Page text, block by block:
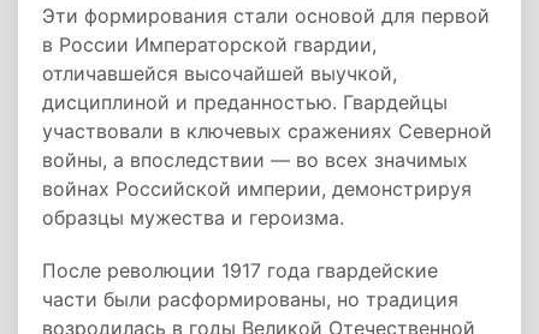
Эти формирования стали основой для первой
в России Императорской гвардии,
отличавшейся высочайшей выучкой,
дисциплиной и преданностью. Гвардейцы
участвовали в ключевых сражениях Северной
войны, а впоследствии — во всех значимых
войнах Российской империи, демонстрируя
образцы мужества и героизма.
После революции 1917 года гвардейские
части были расформированы, но традиция
возродилась в годы Великой Отечественной